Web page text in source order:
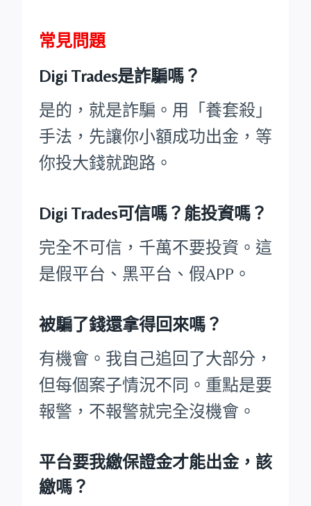
常見問題
Digi Trades是詐騙嗎？
是的，就是詐騙。用「養套殺」
手法，先讓你小額成功出金，等
你投大錢就跑路。
Digi Trades可信嗎？能投資嗎？
完全不可信，千萬不要投資。這
是假平台、黑平台、假APP。
被騙了錢還拿得回來嗎？
有機會。我自己追回了大部分，
但每個案子情況不同。重點是要
報警，不報警就完全沒機會。
平台要我繳保證金才能出金，該
繳嗎？